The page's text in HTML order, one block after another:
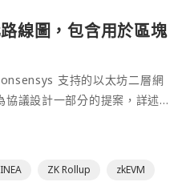
線圖，包含用於區塊
支持的以太坊二層網
議設計一部分的提案，詳述
的步驟。⋯
ZK Rollup
zkEVM